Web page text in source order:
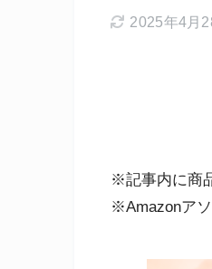
2025年4月
※記事内に商
※Amazonアソ